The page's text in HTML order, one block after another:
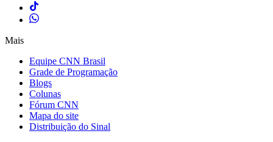
Mais
Equipe CNN Brasil
Grade de Programação
Blogs
Colunas
Fórum CNN
Mapa do site
Distribuição do Sinal